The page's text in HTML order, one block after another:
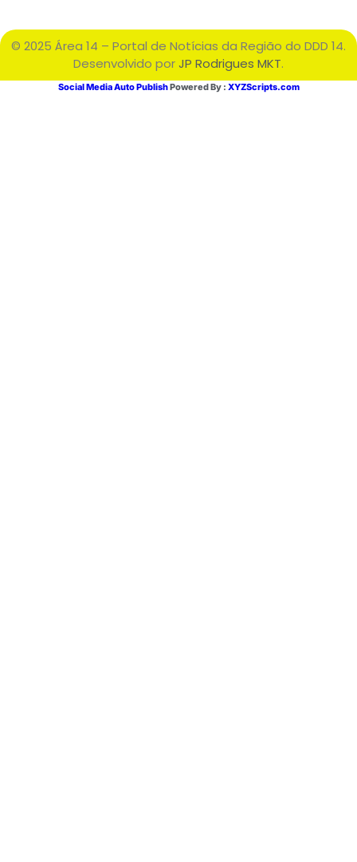
© 2025 Área 14 – Portal de Notícias da Região do DDD 14.
Desenvolvido porJP Rodrigues MKT.
Social Media Auto PublishPowered By : XYZScripts.com